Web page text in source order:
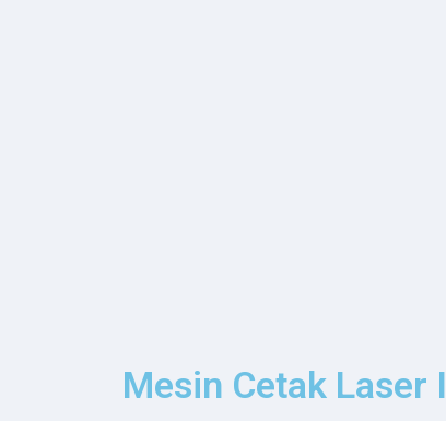
Mesin Cetak Laser